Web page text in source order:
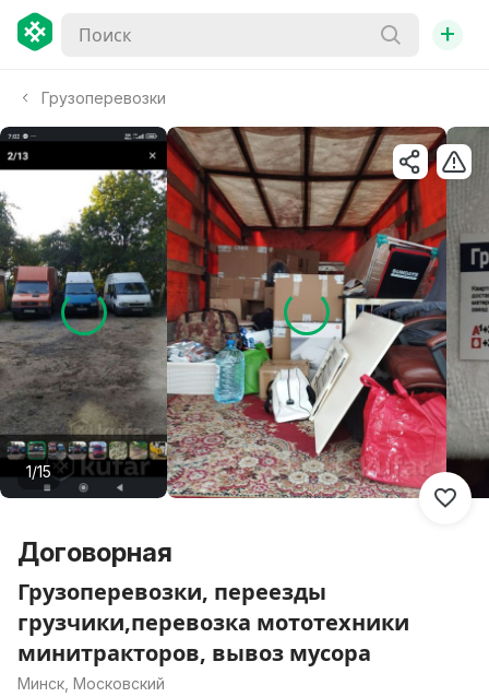
+
Грузоперевозки
1/15
Договорная
Грузоперевозки, переезды
грузчики,перевозка мототехники
минитракторов, вывоз мусора
Минск, Московский